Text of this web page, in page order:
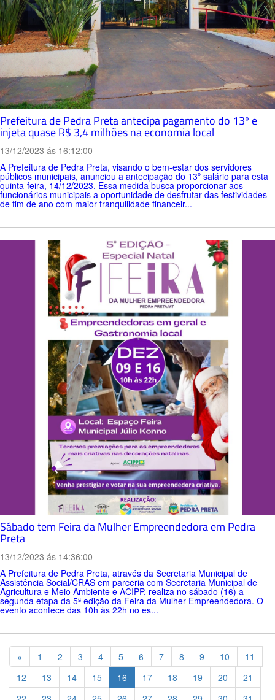
Prefeitura de Pedra Preta antecipa pagamento do 13º e
injeta quase R$ 3,4 milhões na economia local
13/12/2023 ás 16:12:00
A Prefeitura de Pedra Preta, visando o bem-estar dos servidores
públicos municipais, anunciou a antecipação do 13º salário para esta
quinta-feira, 14/12/2023. Essa medida busca proporcionar aos
funcionários municipais a oportunidade de desfrutar das festividades
de fim de ano com maior tranquilidade financeir...
Sábado tem Feira da Mulher Empreendedora em Pedra
Preta
13/12/2023 ás 14:36:00
A Prefeitura de Pedra Preta, através da Secretaria Municipal de
Assistência Social/CRAS em parceria com Secretaria Municipal de
Agricultura e Meio Ambiente e ACIPP, realiza no sábado (16) a
segunda etapa da 5ª edição da Feira da Mulher Empreendedora. O
evento acontece das 10h às 22h no es...
« Previous
1 2 3 4 5 6 7 8 9 10
11
12
13 14 15 16 17 18 19 20
21